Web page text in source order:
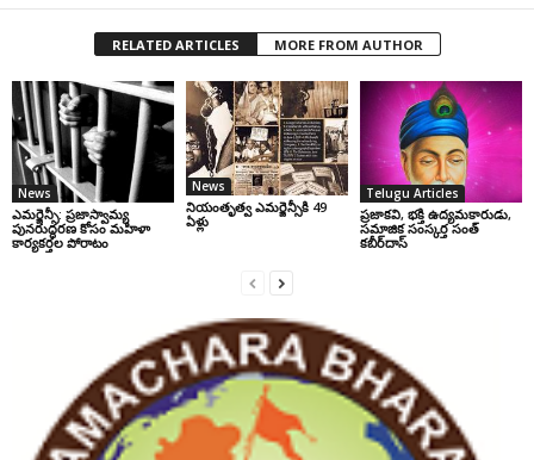
RELATED ARTICLES MORE FROM AUTHOR
News
ఎమర్జెన్సీ: ప్రజాస్వామ్య
పునరుద్ధరణ కోసం మహిళా
కార్యకర్తల పోరాటం
News
నియంతృత్వ ఎమర్జెన్సీకి 49
ఏళ్లు
Telugu Articles
ప్రజాకవి, భక్తి ఉద్యమకారుడు,
సమాజిక సంస్కర్త సంత్‌
కబీర్‌దాస్‌